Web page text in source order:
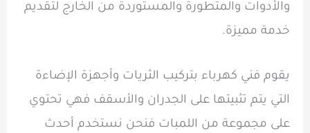
والأدوات والمتطورة والمستوردة من الخارج لتقديم
خدمة مميزة.
يقوم فني كهرباء بتركيب الثريات وأجهزة الإضاءة
التي يتم تثبيتها على الجدران والأسقف فهي تحتوي
على مجموعة من اللمبات فنحن نستخدم أحدث